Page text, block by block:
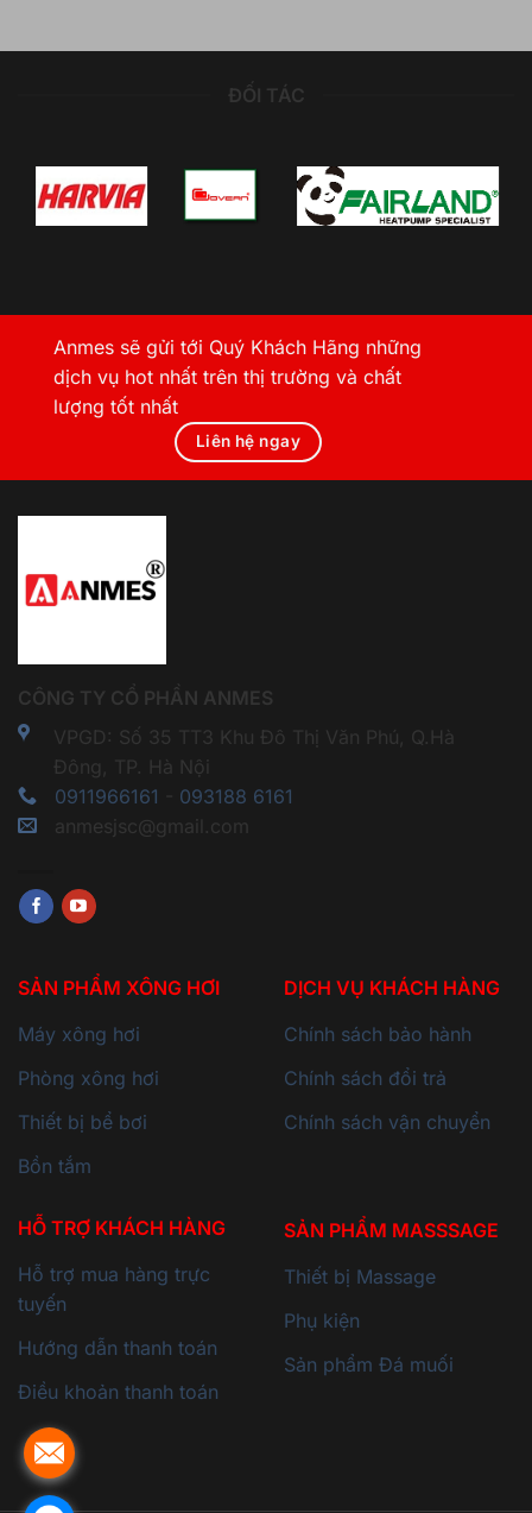
ĐỐI TÁC
Anmes sẽ gửi tới Quý Khách Hãng những
dịch vụ hot nhất trên thị trường và chất
lượng tốt nhất
Liên hệ ngay
CÔNG TY CỔ PHẦN ANMES
VPGD: Số 35 TT3 Khu Đô Thị Văn Phú, Q.Hà
Đông, TP. Hà Nội
0911966161
093188 6161
anmesjsc@gmail.com
SẢN PHẨM XÔNG HƠI
Máy xông hơi
Phòng xông hơi
Thiết bị bể bơi
Bồn tắm
HỖ TRỢ KHÁCH HÀNG
Hỗ trợ mua hàng trực
tuyến
Hướng dẫn thanh toán
Điều khoản thanh toán
DỊCH VỤ KHÁCH HÀNG
Chính sách bảo hành
Chính sách đổi trả
Chính sách vận chuyển
SẢN PHẨM MASSSAGE
Thiết bị Massage
Phụ kiện
Sản phẩm Đá muối